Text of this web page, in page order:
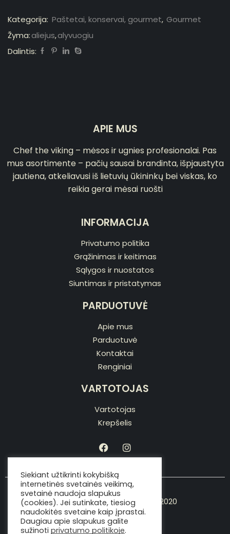
Kategorija: Paštetai, konservai, gourmet, Gourmet
Žyma:aliejus,alyvuogiu
Dalintis:
APIE MUS
Chef the viking – mėsos ir ugnies profesionalai. Pas
mus asortimente – pačių sausai brandinta, išpjaustyta
jautiena, atkeliavusi iš lietuvių ūkininkų bei viskas, ko
reikia gerai mėsai ruošti
INFORMACIJA
Privatumo politika
Grąžinimas ir keitimas
Sąlygos ir nuostatos
Siuntimas ir pristatymas
PARDUOTUVĖ
Apie mus
Parduotuvė
Kontaktai
Renginiai
VARTOTOJAS
Vartotojas
Krepšelis
Copyright © Viking the chef 2020
Siekiant užtikrinti kokybišką
internetinės svetainės veikimą,
svetainė naudoja slapukus
(cookies). Jei sutinkate, tiesiog
naudokitės svetaine kaip įprastai.
Daugiau apie slapukus galite
sužinoti privatumo politikoje.